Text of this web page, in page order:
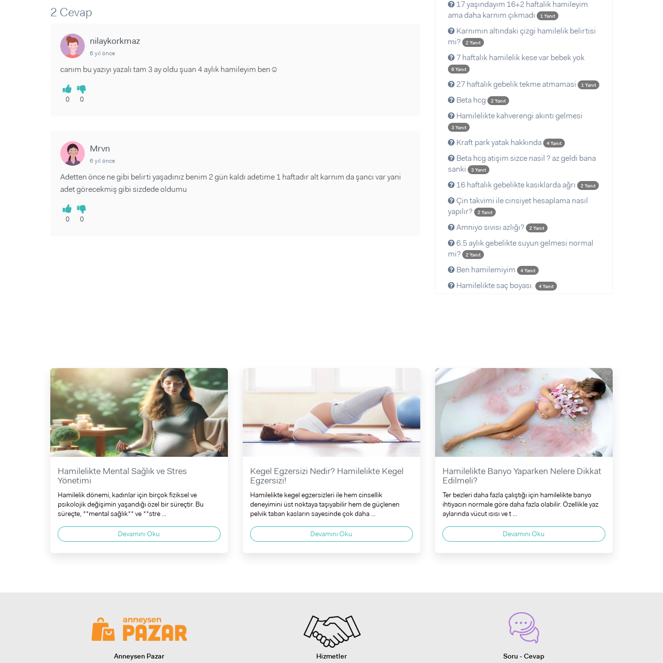
Makaleler
2 Cevap
nilaykorkmaz
6 yıl önce
canım bu yazıyı yazalı tam 3 ay oldu şuan 4 aylık hamileyim ben☺️
0 0
Mrvn
6 yıl önce
Adetten önce ne gibi belirti yaşadınız benim 2 gün kaldı adetime 1 haftadır alt karnım da şancı var yani
adet görecekmiş gibi sizdede oldumu
0 0
17 yaşındayım 16+2 haftalik hamileyim
ama daha karnım çıkmadı
1 Yanıt
Karnımın altındaki çizgi hamilelik belirtisi
mi?
2 Yanıt
7 haftalık hamilelik kese var bebek yok
6 Yanıt
27 haftalık gebelik tekme atmamasi 1 Yanıt
Beta hcg 2 Yanıt
Hamilelikte kahverengi akıntı gelmesi
3 Yanıt
Kraft park yatak hakkında 4 Yanıt
Beta hcg atişim sizce nasil ? az geldi bana
sanki
3 Yanıt
16 haftalık gebelikte kasıklarda ağrı 2 Yanıt
Çin takvimi ile cinsiyet hesaplama nasıl
yapılır?
2 Yanıt
Amniyo sıvısı azlığı? 2 Yanıt
6.5 aylık gebelikte suyun gelmesi normal
mi?
2 Yanıt
Ben hamilemiyim 4 Yanıt
Hamilelikte saç boyası. 4 Yanıt
Hamilelikte Mental Sağlık ve Stres
Yönetimi
Hamilelik dönemi, kadınlar için birçok fiziksel ve
psikolojik değişimin yaşandığı özel bir süreçtir. Bu
süreçte, **mental sağlık** ve **stre ...
Devamını Oku
Kegel Egzersizi Nedir? Hamilelikte Kegel
Egzersizi!
Hamilelikte kegel egzersizleri ile hem cinsellik
deneyimini üst noktaya taşıyabilir hem de güçlenen
pelvik taban kasların sayesinde çok daha ...
Devamını Oku
Hamilelikte Banyo Yaparken Nelere Dikkat
Edilmeli?
Ter bezleri daha fazla çalıştığı için hamilelikte banyo
ihtiyacın normale göre daha fazla olabilir. Özellikle yaz
aylarında vücut ısısı ve t ...
Devamını Oku
Anneysen Pazar
Hizmetler
Soru - Cevap